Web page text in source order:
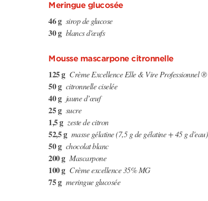
Meringue glucosée
46 g sirop de glucose
30 g blancs d'œufs
Mousse mascarpone citronnelle
125 g Crème Excellence Elle & Vire Professionnel ®
50 g citronnelle ciselée
40 g jaune d’œuf
25 g sucre
1,5 g zeste de citron
52,5 g masse gélatine (7,5 g de gélatine + 45 g d'eau)
50 g chocolat blanc
200 g Mascarpone
100 g Crème excellence 35% MG
75 g meringue glucosée